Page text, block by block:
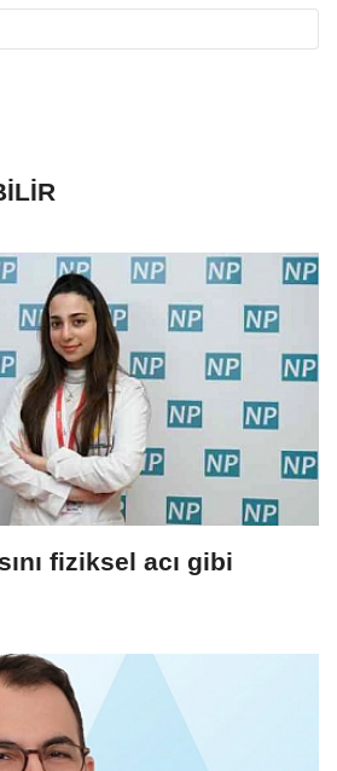
fiziksel acı gibi